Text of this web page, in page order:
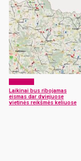
Laikinai bus ribojamas
eismas dar dviejuose
vietinės reikšmės keliuose